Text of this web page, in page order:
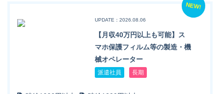
NEW!
UPDATE：2026.08.06
【月収40万円以上も可能】ス
マホ保護フィルム等の製造・機
械オペレーター
派遣社員 長期